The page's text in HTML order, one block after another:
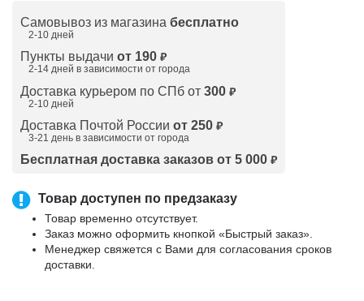
Самовывоз из магазина бесплатно
2-10 дней
Пункты выдачи от 190 ₽
2-14 дней в зависимости от города
Доставка курьером по СПб от 300 ₽
2-10 дней
Доставка Почтой России от 250 ₽
3-21 день в зависимости от города
Бесплатная доставка заказов от 5 000 ₽
Товар доступен по предзаказу
Товар временно отсутствует.
Заказ можно оформить кнопкой «Быстрый заказ».
Менеджер свяжется с Вами для согласования сроков
доставки.